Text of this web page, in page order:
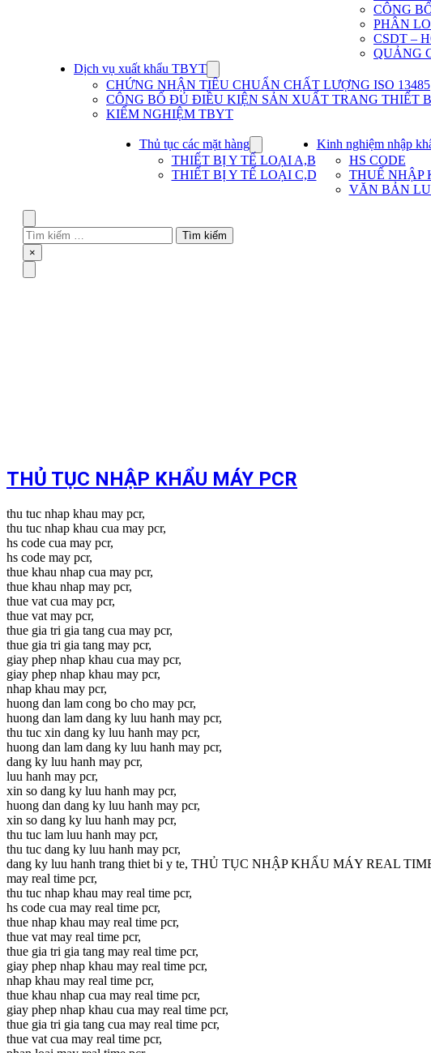
CÔNG
PHÂN
CSDT –
QUẢNG
Dịch vụ xuất khẩu TBYT
submenu
for
Dịch
vụ
khẩu
TBYT
CHỨNG NHẬN TIÊU CHUẨN CHẤT LƯỢNG ISO 13485
CÔNG BỐ ĐỦ ĐIỀU KIỆN SẢN XUẤT TRANG THIẾT
KIỂM NGHIỆM TBYT
Thủ tục các mặt hàng
submenu
for
Thủ
THIẾT BỊ Y TẾ LOẠI A,B
THIẾT BỊ Y TẾ LOẠI C,D
Kinh nghiệm nhập
HS CODE
THUẾ NHẬP
VĂN BẢN
Tìm
kiếm
cho:
Close
×
THỦ TỤC NHẬP KHẨU MÁY PCR
thu tuc nhap khau may pcr,
thu tuc nhap khau cua may pcr,
hs code cua may pcr,
hs code may pcr,
thue khau nhap cua may pcr,
thue khau nhap may pcr,
thue vat cua may pcr,
thue vat may pcr,
thue gia tri gia tang cua may pcr,
thue gia tri gia tang may pcr,
giay phep nhap khau cua may pcr,
giay phep nhap khau may pcr,
nhap khau may pcr,
huong dan lam cong bo cho may pcr,
huong dan lam dang ky luu hanh may pcr,
thu tuc xin dang ky luu hanh may pcr,
huong dan lam dang ky luu hanh may pcr,
dang ky luu hanh may pcr,
luu hanh may pcr,
xin so dang ky luu hanh may pcr,
huong dan dang ky luu hanh may pcr,
xin so dang ky luu hanh may pcr,
thu tuc lam luu hanh may pcr,
thu tuc dang ky luu hanh may pcr,
dang ky luu hanh trang thiet bi y te, THỦ TỤC NHẬP KHẨU MÁY REAL
may real time pcr,
thu tuc nhap khau may real time pcr,
hs code cua may real time pcr,
thue nhap khau may real time pcr,
thue vat may real time pcr,
thue gia tri gia tang may real time pcr,
giay phep nhap khau may real time pcr,
nhap khau may real time pcr,
thue khau nhap cua may real time pcr,
giay phep nhap khau cua may real time pcr,
thue gia tri gia tang cua may real time pcr,
thue vat cua may real time pcr,